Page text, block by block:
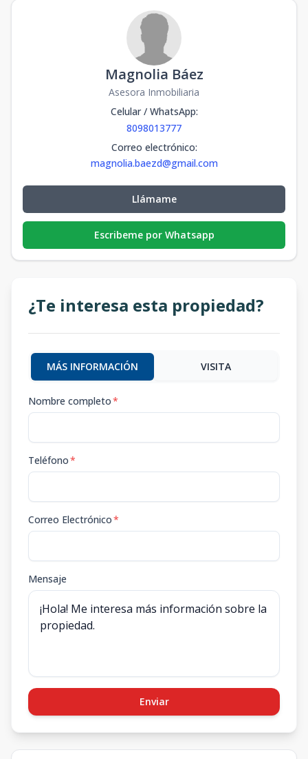
Magnolia Báez
Asesora Inmobiliaria
Celular / WhatsApp:
8098013777
Correo electrónico:
magnolia.baezd@gmail.com
Llámame
Escribeme por Whatsapp
¿Te interesa esta propiedad?
MÁS INFORMACIÓN VISITA
Nombre completo*
Teléfono*
Correo Electrónico*
Mensaje
Enviar